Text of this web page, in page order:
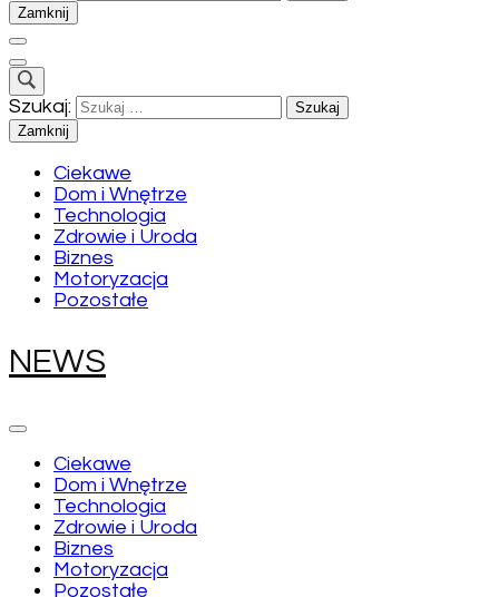
Zamknij
Szukaj:
Zamknij
Ciekawe
Dom i Wnętrze
Technologia
Zdrowie i Uroda
Biznes
Motoryzacja
Pozostałe
NEWS
Ciekawe
Dom i Wnętrze
Technologia
Zdrowie i Uroda
Biznes
Motoryzacja
Pozostałe